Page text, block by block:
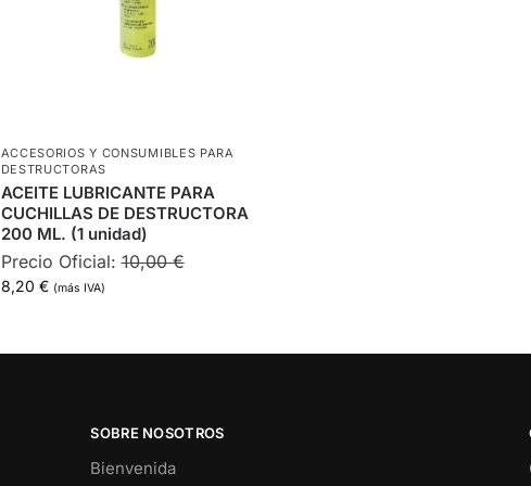
ACCESORIOS Y CONSUMIBLES PARA
DESTRUCTORAS
ACEITE LUBRICANTE PARA
CUCHILLAS DE DESTRUCTORA
200 ML. (1 unidad)
Precio Oficial:10,00€
8,20 € (más IVA)
SOBRE NOSOTROS
Bienvenida